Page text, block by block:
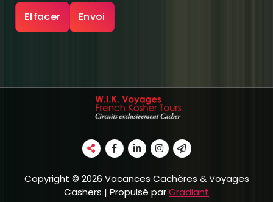
Copyright © 2026 Vacances Cachères & Voyages
Cashers | Propulsé parGradiant